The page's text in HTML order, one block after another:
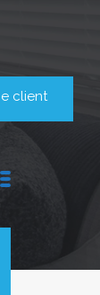
client